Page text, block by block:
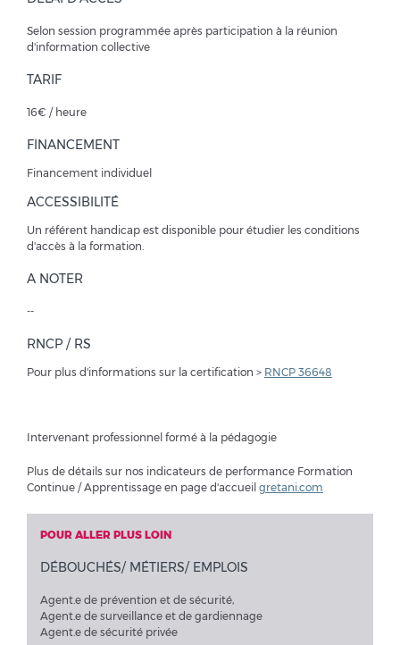
Selon session programmée après participation à la réunion
d'information collective
TARIF
16€ / heure
FINANCEMENT
Financement individuel
ACCESSIBILITÉ
Un référent handicap est disponible pour étudier les conditions
d'accès à la formation.
A NOTER
--
RNCP / RS
Pour plus d'informations sur la certification > RNCP 36648
Intervenant professionnel formé à la pédagogie
Plus de détails sur nos indicateurs de performance Formation
Continue / Apprentissage en page d'accueil gretani.com
POUR ALLER PLUS LOIN
DÉBOUCHÉS/ MÉTIERS/ EMPLOIS
Agent.e de prévention et de sécurité,
Agent.e de surveillance et de gardiennage
Agent.e de sécurité privée